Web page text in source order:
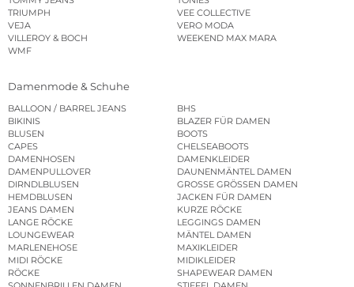
TRIUMPH
VEE COLLECTIVE
VEJA
VERO MODA
VILLEROY & BOCH
WEEKEND MAX MARA
WMF
Damenmode & Schuhe
BALLOON / BARREL JEANS
BHS
BIKINIS
BLAZER FÜR DAMEN
BLUSEN
BOOTS
CAPES
CHELSEABOOTS
DAMENHOSEN
DAMENKLEIDER
DAMENPULLOVER
DAUNENMÄNTEL DAMEN
DIRNDLBLUSEN
GROSSE GRÖSSEN DAMEN
HEMDBLUSEN
JACKEN FÜR DAMEN
JEANS DAMEN
KURZE RÖCKE
LANGE RÖCKE
LEGGINGS DAMEN
LOUNGEWEAR
MÄNTEL DAMEN
MARLENEHOSE
MAXIKLEIDER
MIDI RÖCKE
MIDIKLEIDER
RÖCKE
SHAPEWEAR DAMEN